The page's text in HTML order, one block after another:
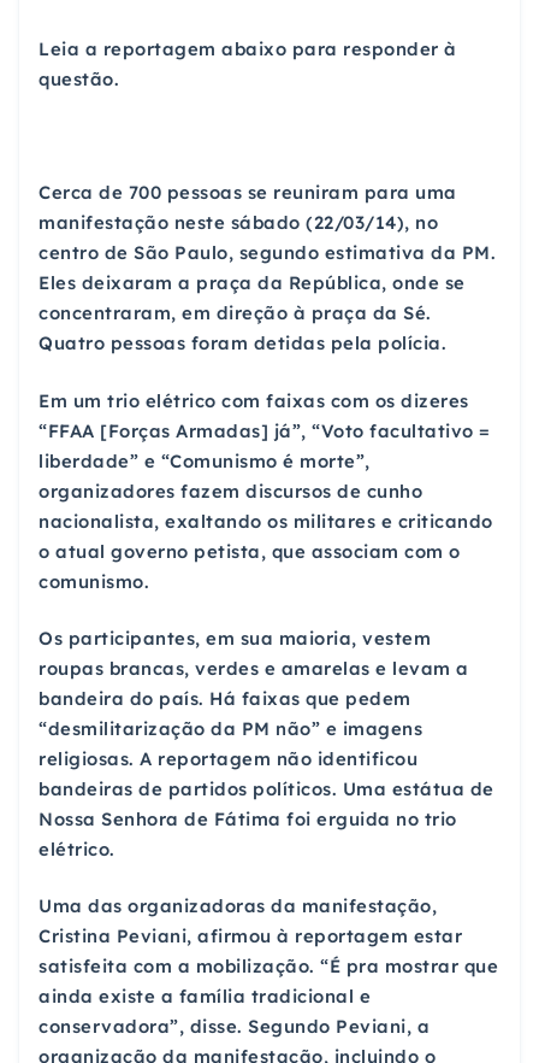
Leia a reportagem abaixo para responder à
questão.
Cerca de 700 pessoas se reuniram para uma
manifestação neste sábado (22/03/14), no
centro de São Paulo, segundo estimativa da PM.
Eles deixaram a praça da República, onde se
concentraram, em direção à praça da Sé.
Quatro pessoas foram detidas pela polícia.
Em um trio elétrico com faixas com os dizeres
“FFAA [Forças Armadas] já”, “Voto facultativo =
liberdade” e “Comunismo é morte”,
organizadores fazem discursos de cunho
nacionalista, exaltando os militares e criticando
o atual governo petista, que associam com o
comunismo.
Os participantes, em sua maioria, vestem
roupas brancas, verdes e amarelas e levam a
bandeira do país. Há faixas que pedem
“desmilitarização da PM não” e imagens
religiosas. A reportagem não identificou
bandeiras de partidos políticos. Uma estátua de
Nossa Senhora de Fátima foi erguida no trio
elétrico.
Uma das organizadoras da manifestação,
Cristina Peviani, afirmou à reportagem estar
satisfeita com a mobilização. “É pra mostrar que
ainda existe a família tradicional e
conservadora”, disse. Segundo Peviani, a
organização da manifestação, incluindo o